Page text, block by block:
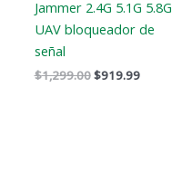
Jammer 2.4G 5.1G 5.8G
UAV bloqueador de
señal
$1,299.00$919.99